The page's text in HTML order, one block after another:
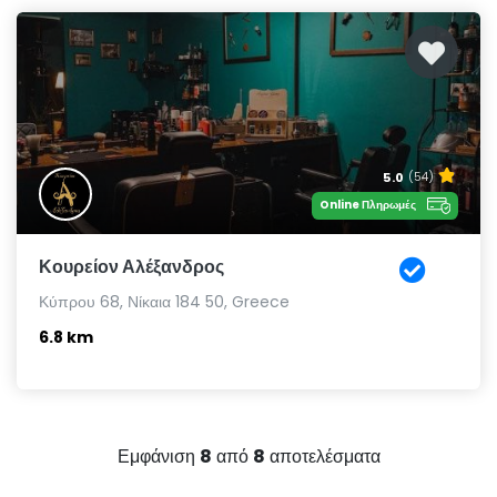
5.0 (54)
Online Πληρωμές
Κουρείον Αλέξανδρος
Κύπρου 68, Νίκαια 184 50, Greece
6.8 km
Εμφάνιση 8 από 8 αποτελέσματα